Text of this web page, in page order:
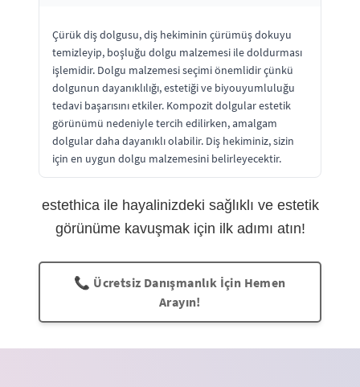
Çürük diş dolgusu, diş hekiminin çürümüş dokuyu
temizleyip, boşluğu dolgu malzemesi ile doldurması
işlemidir. Dolgu malzemesi seçimi önemlidir çünkü
dolgunun dayanıklılığı, estetiği ve biyouyumluluğu
tedavi başarısını etkiler. Kompozit dolgular estetik
görünümü nedeniyle tercih edilirken, amalgam
dolgular daha dayanıklı olabilir. Diş hekiminiz, sizin
için en uygun dolgu malzemesini belirleyecektir.
estethica ile hayalinizdeki sağlıklı ve estetik
görünüme kavuşmak için ilk adımı atın!
📞 Ücretsiz Danışmanlık İçin Hemen
Arayın!